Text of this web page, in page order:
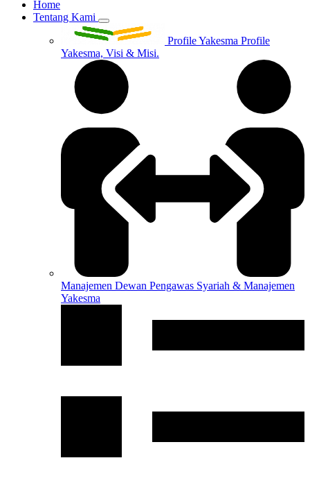
Home
Tentang Kami
Profile Yakesma Profile
Yakesma, Visi & Misi.
Manajemen Dewan Pengawas Syariah & Manajemen
Yakesma